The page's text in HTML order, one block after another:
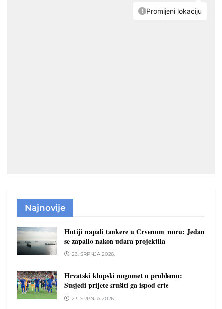
Najnovije
Hutiji napali tankere u Crvenom moru: Jedan
se zapalio nakon udara projektila
23. SRPNJA 2026.
Hrvatski klupski nogomet u problemu:
Susjedi prijete srušiti ga ispod crte
23. SRPNJA 2026.